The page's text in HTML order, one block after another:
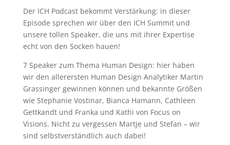
Der ICH Podcast bekommt Verstärkung: in dieser
Episode sprechen wir über den ICH Summit und
unsere tollen Speaker, die uns mit ihrer Expertise
echt von den Socken hauen!
7 Speaker zum Thema Human Design: hier haben
wir den allerersten Human Design Analytiker Martin
Grassinger gewinnen können und bekannte Größen
wie Stephanie Vostinar, Bianca Hamann, Cathleen
Gettkandt und Franka und Kathi von Focus on
Visions. Nicht zu vergessen Martje und Stefan – wir
sind selbstverständlich auch dabei!